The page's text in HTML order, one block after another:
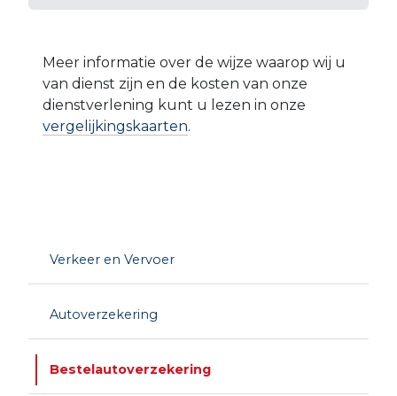
Meer informatie over de wijze waarop wij u
van dienst zijn en de kosten van onze
dienstverlening kunt u lezen in onze
vergelijkingskaarten.
Verkeer en Vervoer
Autoverzekering
Bestelautoverzekering